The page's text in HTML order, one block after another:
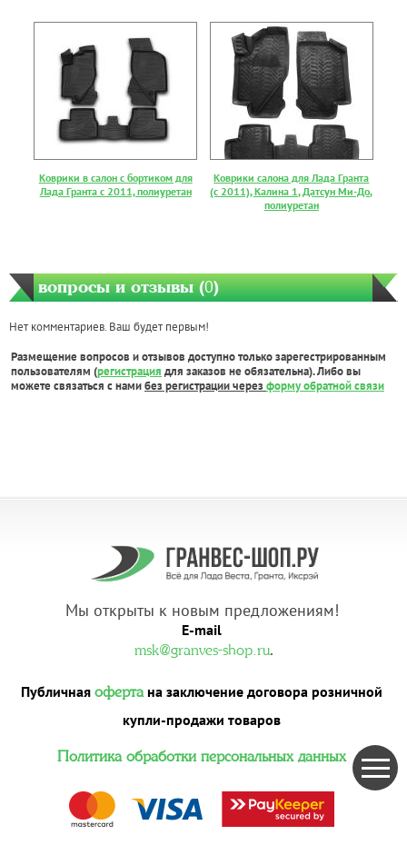
Коврики в салон с бортиком для
Лада Гранта с 2011, полиуретан
Коврики салона для Лада Гранта
(с 2011), Калина 1, Датсун Ми-До,
полиуретан
вопросы и отзывы (0)
Нет комментариев. Ваш будет первым!
Размещение вопросов и отзывов доступно только зарегестрированным
пользователям (регистрация для заказов не обязательна). Либо вы
можете связаться с намибез регистрации через форму обратной связи
Мы открыты к новым предложениям!
E-mail
msk@granves-shop.ru.
Публичная офертана заключение договора розничной
купли-продажи товаров
Политика обработки персональных данных